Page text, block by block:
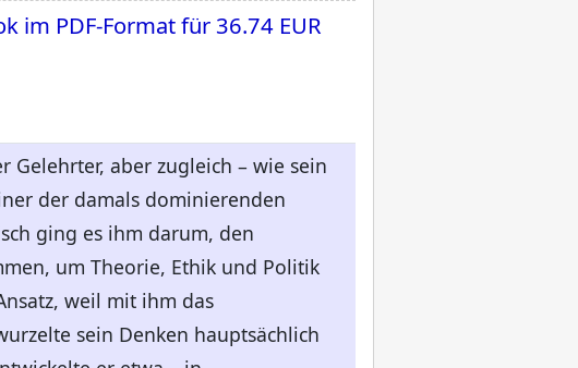
im PDF-Format für36.74 EUR
Gelehrter, aber zugleich – wie sein
der damals dominierenden
ging es ihm darum, den
um Theorie, Ethik und Politik
weil mit ihm das
sein Denken hauptsächlich